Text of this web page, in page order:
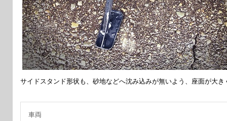
サイドスタンド形状も、砂地などへ沈み込みが無いよう、座面が大き
車両